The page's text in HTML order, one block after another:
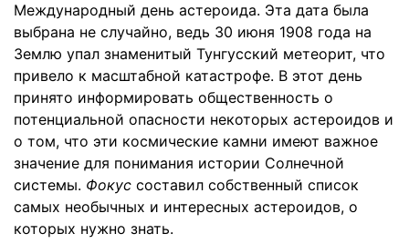
Международный день астероида. Эта дата была
выбрана не случайно, ведь 30 июня 1908 года на
Землю упал знаменитый Тунгусский метеорит, что
привело к масштабной катастрофе. В этот день
принято информировать общественность о
потенциальной опасности некоторых астероидов и
о том, что эти космические камни имеют важное
значение для понимания истории Солнечной
системы. Фокус составил собственный список
самых необычных и интересных астероидов, о
которых нужно знать.